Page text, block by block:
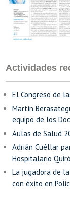
Actividades
El Congreso de
Martín
equipo de los
Aulas de Salud
Adrián Cuéllar
Hospitalario
La jugadora de
con éxito en